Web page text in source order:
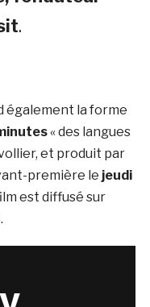
.
également la forme
« des langues
et produit par
première le jeudi
est diffusé sur